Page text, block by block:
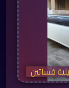
فساتين